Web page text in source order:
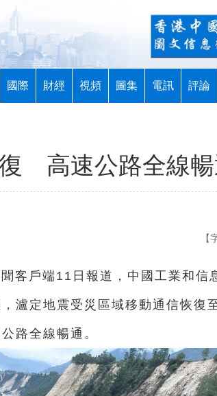
國際 財經 視頻 圖集 電訊 評論
高速公路全線暢
【
客戶端11日報道，中國工業和信
瀘定地震受災區域移動通信恢復
路全線暢通。